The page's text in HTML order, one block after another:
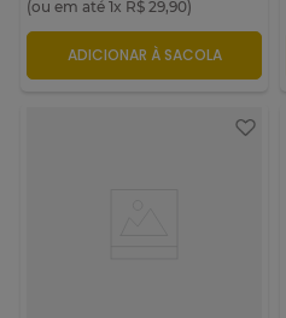
(ou em até 1x R$ 29,90)
ADICIONAR À SACOLA